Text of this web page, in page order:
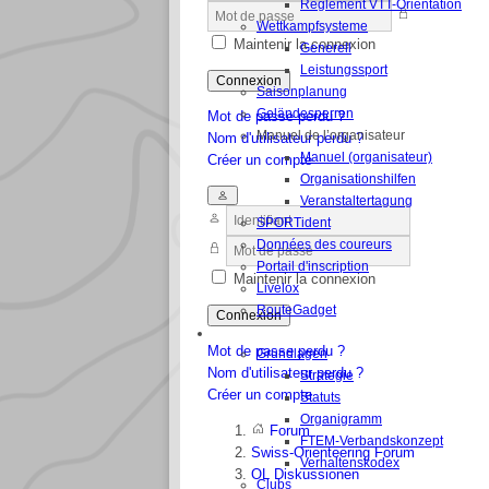
Règlement VTT-Orientation
Wettkampfsysteme
Generell
Leistungssport
Saisonplanung
Geländesperren
Manuel de l’organisateur
Manuel (organisateur)
Organisationshilfen
Veranstaltertagung
SPORTident
Données des coureurs
Portail d'inscription
Livelox
RouteGadget
FEDERATION
Grundlagen
Strategie
Statuts
Organigramm
FTEM-Verbandskonzept
Verhaltenskodex
Clubs
Maintenir la connexion
Connexion
Mot de passe perdu ?
Nom d'utilisateur perdu ?
Créer un compte
Maintenir la connexion
Connexion
Mot de passe perdu ?
Nom d'utilisateur perdu ?
Créer un compte
Forum
Swiss-Orienteering Forum
OL Diskussionen